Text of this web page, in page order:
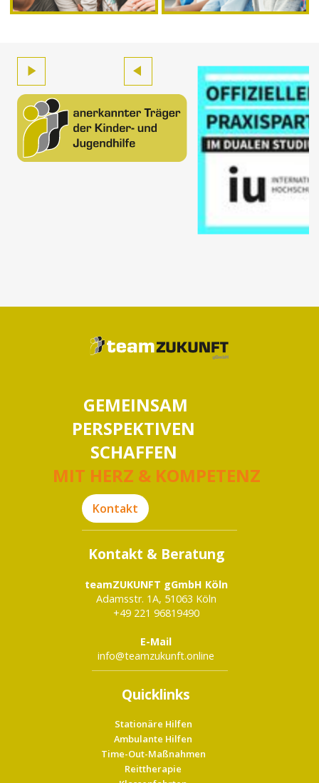
GEMEINSAM
PERSPEKTIVEN
SCHAFFEN
MIT HERZ & KOMPETENZ
Kontakt
Kontakt & Beratung
teamZUKUNFT gGmbH Köln
Adamsstr. 1A, 51063 Köln
+49 221 96819490
E-Mail
info@teamzukunft.online
Quicklinks
Stationäre Hilfen
Ambulante Hilfen
Time-Out-Maßnahmen
Reittherapie